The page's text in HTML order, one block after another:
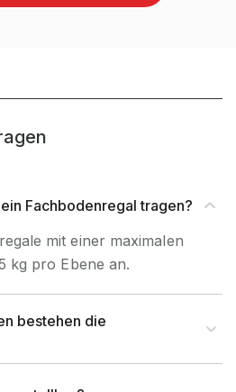
mm zwischen Oberkante
Fachboden und Unterkante
Oberkante Fachboden und
Unterkante Fachboden
Fachbodenregal tragen?
mit einer maximalen
kg pro Ebene an.
bestehen die